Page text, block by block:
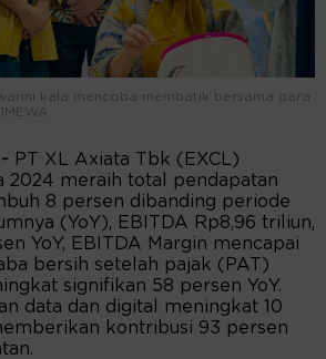
kala mencoba membatik bersama para
PT XL Axiata Tbk (EXCL)
2024 meraih total pendapatan
8 persen dibanding periode
(YoY), EBITDA Rp8,96 triliun,
YoY, EBITDA Margin mencapai
bersih setelah pajak (PAT)
signifikan 58 persen YoY.
data dan digital meningkat 10
kontribusi 93 persen